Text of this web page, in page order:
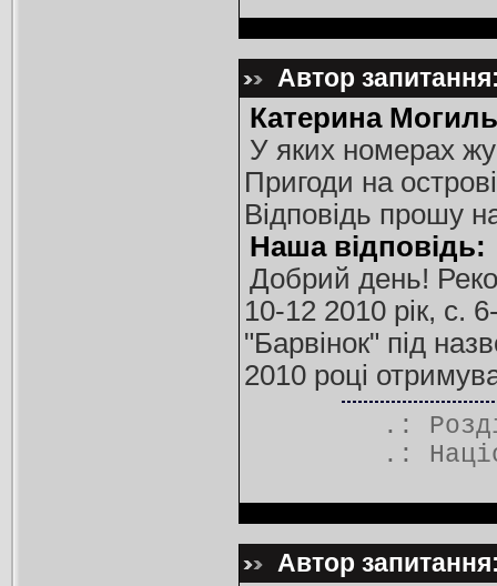
Автор
Катерина
У яких номерах
Пригоди на
Відповідь прошу
Наша відповідь:
Добрий день!
10-12 2010 рік, с.
"Барвінок" під
2010 році
.:
.:
Автор